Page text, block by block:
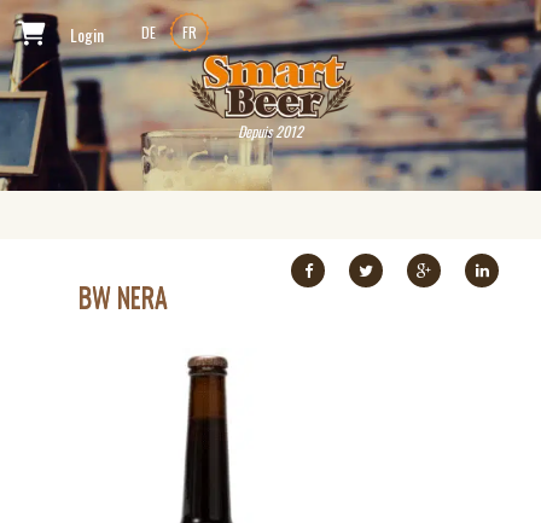
Login DE FR
Depuis 2012
BW NERA